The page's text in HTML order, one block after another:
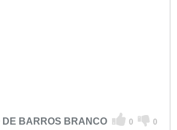
BARROS BRANCO 0 0